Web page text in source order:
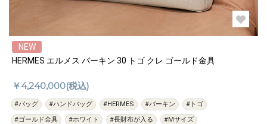
NEW
HERMES エルメス バーキン 30 トゴ クレ ゴールド金具
￥4,240,000(税込)
#バッグ #ハンドバッグ #HERMES #バーキン
#トゴ
#ゴールド金具
#ホワイト #長財布が入る #Mサイズ